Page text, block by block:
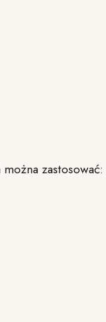
zastosować: